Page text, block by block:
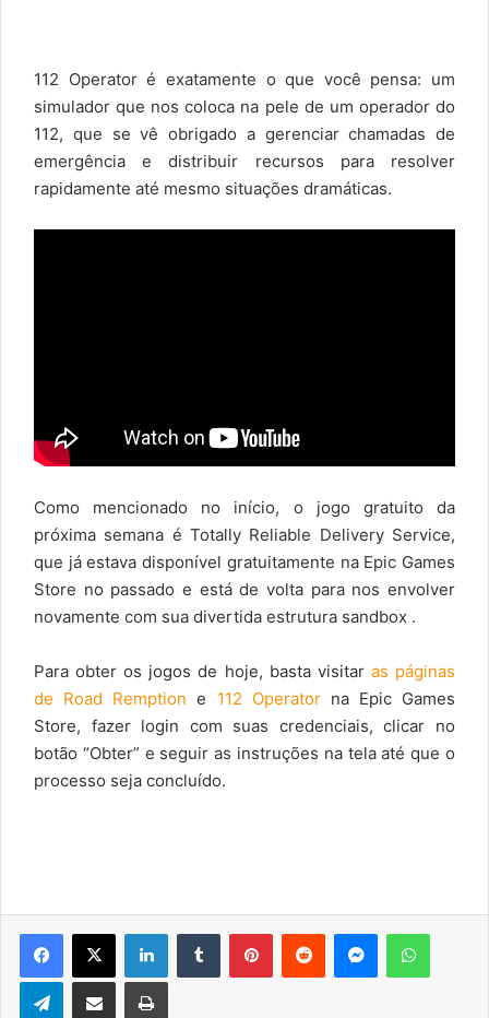
112 Operator é exatamente o que você pensa: um
simulador que nos coloca na pele de um operador do
112, que se vê obrigado a gerenciar chamadas de
emergência e distribuir recursos para resolver
rapidamente até mesmo situações dramáticas.
Como mencionado no início, o jogo gratuito da
próxima semana é Totally Reliable Delivery Service,
que já estava disponível gratuitamente na Epic Games
Store no passado e está de volta para nos envolver
novamente com sua divertida estrutura sandbox .
Para obter os jogos de hoje, basta visitaras páginas
de Road Remption e 112 Operatorna Epic Games
Store, fazer login com suas credenciais, clicar no
botão “Obter” e seguir as instruções na tela até que o
processo seja concluído.
Facebook
X LinkedinTumblr PinterestReddit Messenger
TelegramCompartilhar via e-mail Imprimir